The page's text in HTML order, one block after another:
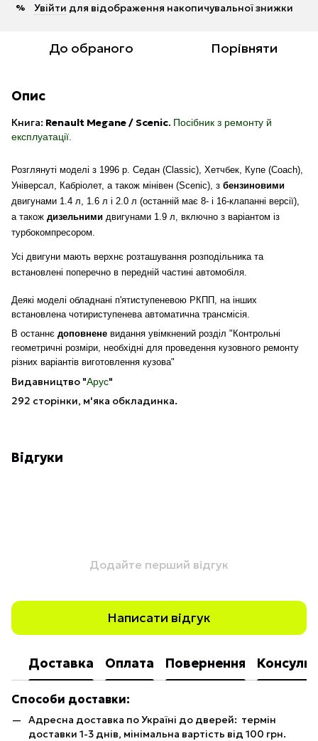
% Увійти для відображення накопичувальної знижки
До обраного Порівняти
Опис
Книга: Renault Megane / Scenic. Посібник з ремонту й
експлуатації.
Розглянуті моделі з 1996 р. Седан (Classic), Хетчбек, Купе (Coach),
Універсал, Кабріолет, а також мінівен (Scenic), з бензиновими
двигунами 1.4 л, 1.6 л і 2.0 л (останній має 8- і 16-клапанні версії),
а також дизельними двигунами 1.9 л, включно з варіантом із
турбокомпресором.
Усі двигуни мають верхнє розташування розподільника та
встановлені поперечно в передній частині автомобіля.
Деякі моделі обладнані п'ятиступеневою РКПП, на інших
встановлена чотириступенева автоматична трансмісія.
В останнє доповнене видання увімкнений розділ "Контрольні
геометричні розміри, необхідні для проведення кузовного ремонту
різних варіантів виготовлення кузова"
Видавництво "Арус"
292 сторінки, м'яка обкладинка.
Відгуки
Додайте перший відгук
Написати відгук
Доставка Оплата Повернення
Способи доставки:
Адресна доставка по Україні до дверей: термін
доставки 1-3 днів, мінімальна вартість від 100 грн.